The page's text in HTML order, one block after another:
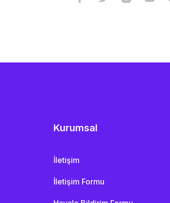
Kurumsal
İletişim
İletişim Formu